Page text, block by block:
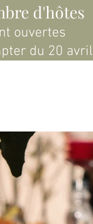
d'hôtes
ouvertes
du 20